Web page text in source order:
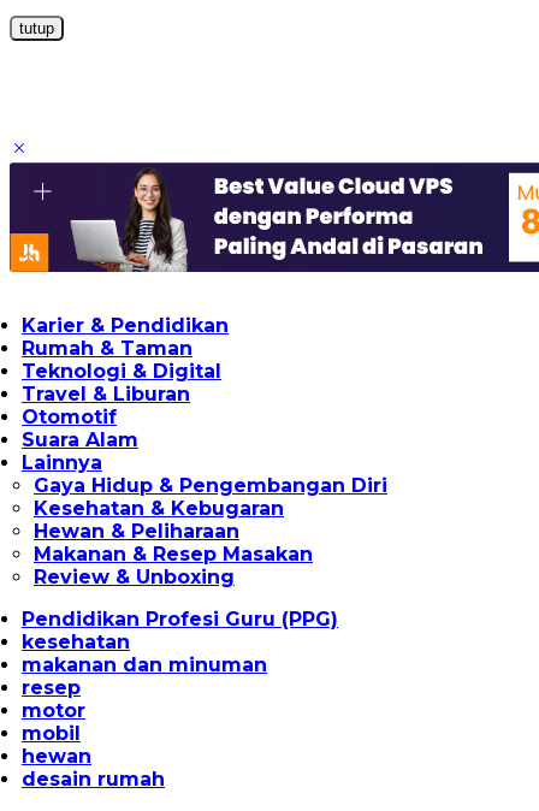
tutup
Karier & Pendidikan
Rumah & Taman
Teknologi & Digital
Travel & Liburan
Otomotif
Suara Alam
Lainnya
Gaya Hidup & Pengembangan Diri
Kesehatan & Kebugaran
Hewan & Peliharaan
Makanan & Resep Masakan
Review & Unboxing
Pendidikan Profesi Guru (PPG)
kesehatan
makanan dan minuman
resep
motor
mobil
hewan
desain rumah